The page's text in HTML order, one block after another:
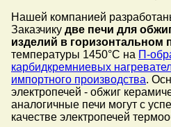
Нашей компанией
Заказчику две печи для
изделий в горизонтальном
температуры 1450°C на П-
карбидкремниевых
импортного производства.
электропечей - обжиг
аналогичные печи могут с
качестве электропечей